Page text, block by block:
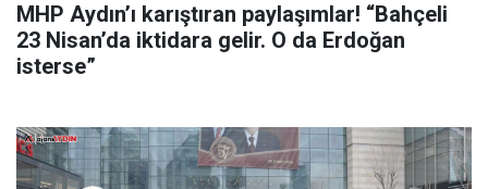
MHP Aydın’ı karıştıran paylaşımlar! “Bahçeli
23 Nisan’da iktidara gelir. O da Erdoğan
isterse”